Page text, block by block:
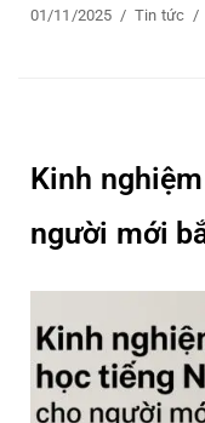
Posted
01/11/2025 Tin tức
Kinh
người mới